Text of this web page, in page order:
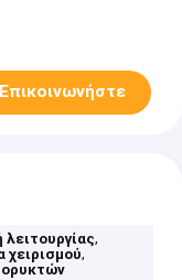
Επικοινωνήστε
λειτουργίας,
χειρισμού,